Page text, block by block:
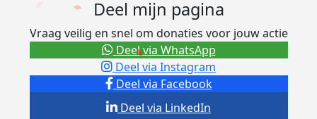
Deel mijn pagina
Vraag veilig en snel om donaties voor jouw actie
Deel via Facebook
Deel via Instagram
Deel via LinkedIn
Deel via WhatsApp